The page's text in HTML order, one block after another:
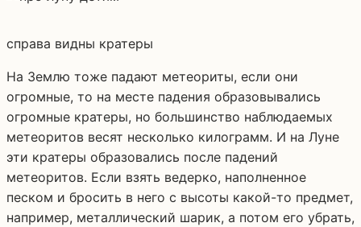
справа видны кратеры
На Землю тоже падают метеориты, если они
огромные, то на месте падения образовывались
огромные кратеры, но большинство наблюдаемых
метеоритов весят несколько килограмм. И на Луне
эти кратеры образовались после падений
метеоритов. Если взять ведерко, наполненное
песком и бросить в него с высоты какой-то предмет,
например, металлический шарик, а потом его убрать,